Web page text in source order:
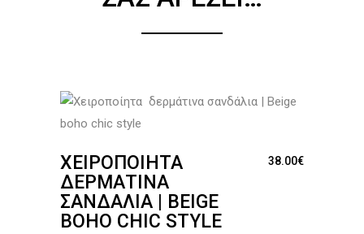
ΧΕΙΡΟΠΟΊΗΤΑ
ΔΕΡΜΆΤΙΝΑ
ΣΑΝΔΆΛΙΑ | BEIGE
BOHO CHIC STYLE
38.00€